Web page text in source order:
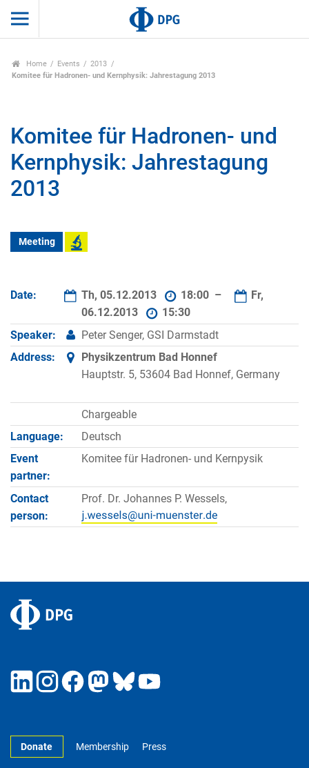
Home Events
2013
Komitee für Hadronen- und Kernphysik: Jahrestagung 2013
Komitee für Hadronen- und
Kernphysik: Jahrestagung
2013
Meeting
Date: Th, 05.12.2013 18:00 –
Fr,
06.12.2013
15:30
Speaker:
Peter Senger, GSI Darmstadt
Address:
Physikzentrum Bad Honnef
Hauptstr. 5, 53604 Bad Honnef, Germany
Chargeable
Language:
Deutsch
Event
partner:
Komitee für Hadronen- und Kernpysik
Contact
person:
Prof. Dr. Johannes P. Wessels,
Donate Membership Press